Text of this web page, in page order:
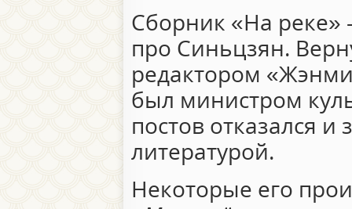
Сборник «На реке»
про Синьцзян.
редактором
был министром
постов отказался и
литературой.
Некоторые его